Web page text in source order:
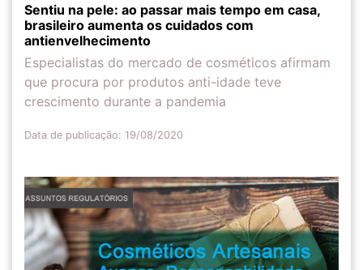
Sentiu na pele: ao passar mais tempo em casa,
brasileiro aumenta os cuidados com
antienvelhecimento
Especialistas do mercado de cosméticos afirmam
que procura por produtos anti-idade teve
crescimento durante a pandemia
Data de publicação: 19/08/2020